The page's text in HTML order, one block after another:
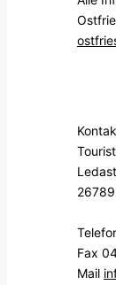
Fax
Mail